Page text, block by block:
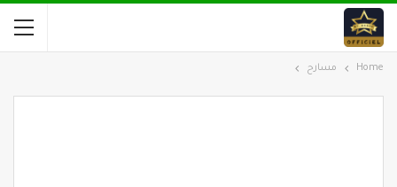
Home مسارح